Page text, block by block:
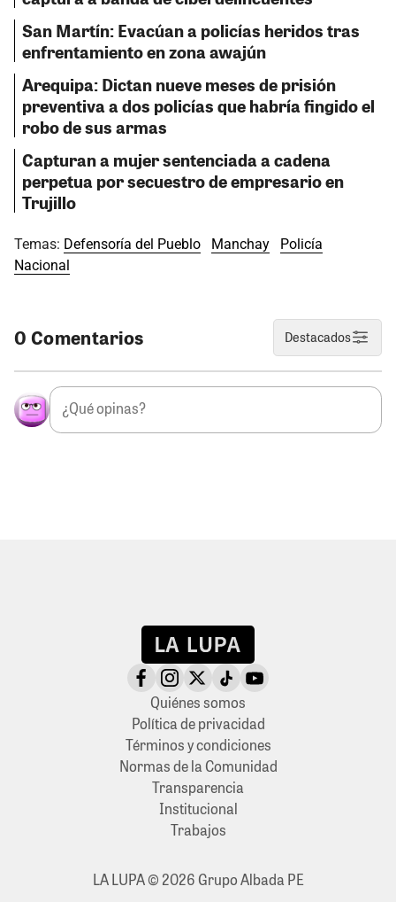
San Martín: Evacúan a policías heridos tras
enfrentamiento en zona awajún
Arequipa: Dictan nueve meses de prisión
preventiva a dos policías que habría fingido el
robo de sus armas
Capturan a mujer sentenciada a cadena
perpetua por secuestro de empresario en
Trujillo
Temas: Defensoría del Pueblo Manchay
Policía
Nacional
0 Comentarios Destacados
Quiénes somos
Política de privacidad
Términos y condiciones
Normas de la Comunidad
Transparencia
Institucional
Trabajos
LA LUPA © 2026 Grupo Albada PE